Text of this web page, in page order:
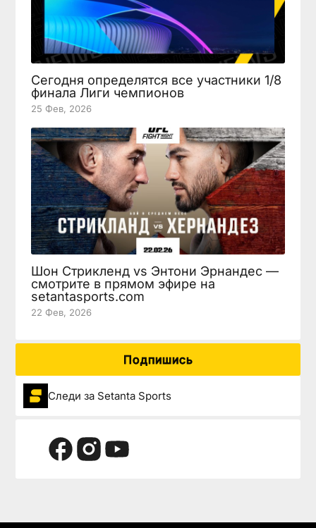
Сегодня определятся все участники 1/8
финала Лиги чемпионов
25 Фев, 2026
Шон Стрикленд vs Энтони Эрнандес —
смотрите в прямом эфире на
setantasports.com
22 Фев, 2026
Подпишись
Следи за Setanta Sports